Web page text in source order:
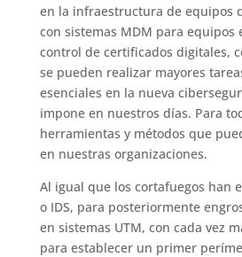
en la infraestructura de equipos
con sistemas MDM para equipos
control de certificados digitales,
se pueden realizar mayores
esenciales en la nueva
impone en nuestros días. Para
herramientas y métodos que
en nuestras organizaciones.
Al igual que los cortafuegos han
o IDS, para posteriormente
en sistemas UTM, con cada vez
para establecer un primer